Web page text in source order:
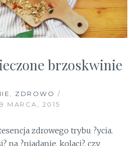
brzoskwinie
, ZDROWO /
MARCA, 2015
zdrowego trybu ?ycia.
na ?niadanie, kolacj?, czy